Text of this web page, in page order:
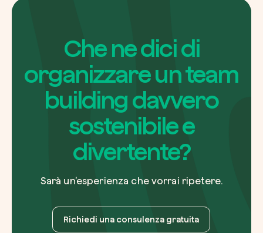
Che ne dici di
organizzare un team
building davvero
sostenibile e
divertente?
Sarà un’esperienza che vorrai ripetere.
Richiedi una consulenza gratuita